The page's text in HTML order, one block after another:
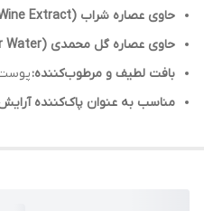
حاوی عصاره شراب (Wine Extract):
حاوی عصاره گل محمدی (Rosa Centifolia Flower Water):
بافت لطیف و مرطوب‌کننده:
مناسب به عنوان پاک‌کننده